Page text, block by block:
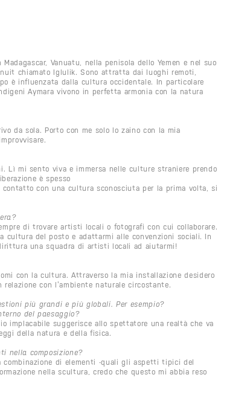
Vanuatu, nella penisola dello Yemen e nel suo
chiamato Iglulik. Sono attratta dai luoghi remoti,
è influenzata dalla cultura occidentale. In particolare
Aymara vivono in perfetta armonia con la natura
da sola. Porto con me solo lo zaino con la mia
Lì mi sento viva e immersa nelle culture straniere prendo
è spesso
con una cultura sconosciuta per la prima volta, si
di trovare artisti locali o fotografi con cui collaborare.
cultura del posto e adattarmi alle convenzioni sociali. In
una squadra di artisti locali ad aiutarmi!
con la cultura. Attraverso la mia installazione desidero
con l’ambiente naturale circostante.
più grandi e più globali. Per esempio?
del paesaggio?
implacabile suggerisce allo spettatore una realtà che va
della natura e della fisica.
nella composizione?
combinazione di elementi -quali gli aspetti tipici del
nella scultura, credo che questo mi abbia reso